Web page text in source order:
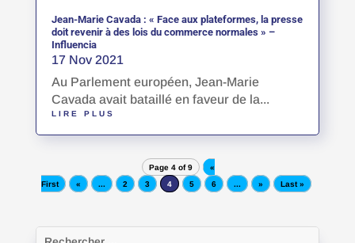
Jean-Marie Cavada : « Face aux plateformes, la presse
doit revenir à des lois du commerce normales » –
Influencia
17 Nov 2021
Au Parlement européen, Jean-Marie
Cavada avait bataillé en faveur de la...
LIRE PLUS
Page 4 of 9
«
First
« ... 2 3 4 5 6 ... » Last »